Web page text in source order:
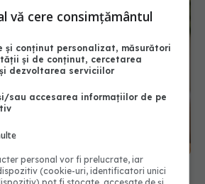
Semnele de alarmă
salvează viața în 15 minute
vă cere consimțământul
și conținut personalizat, măsurători
și de conținut, cercetarea
dezvoltarea serviciilor
sau accesarea informațiilor de pe
personal vor fi prelucrate, iar
(cookie-uri, identificatori unici